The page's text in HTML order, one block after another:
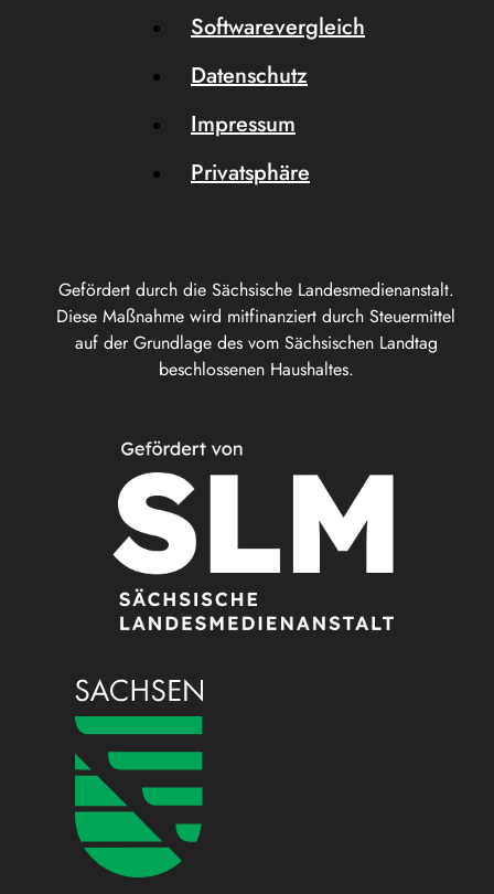
Gefördert durch die Sächsische Landesmedienanstalt.
Diese Maßnahme wird mitfinanziert durch Steuermittel
auf der Grundlage des vom Sächsischen Landtag
beschlossenen Haushaltes.
Softwarevergleich
Datenschutz
Impressum
Privatsphäre